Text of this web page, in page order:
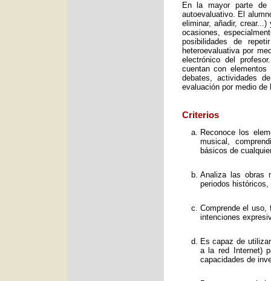
En la mayor parte de
autoevaluativo. El
eliminar, añadir,
ocasiones,
posibilidades de
heteroevaluativa por
electrónico del
cuentan con
debates, actividades
evaluación por medio
Criterios
Reconoce los
musical,
básicos de
Analiza las obras
periodos
Comprende el
intenciones
Es capaz de
a la red Internet)
capacidades de